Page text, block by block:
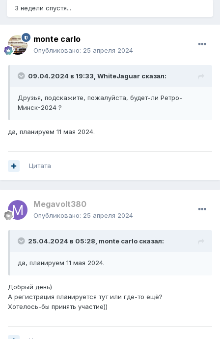
3 недели спустя...
monte carlo
Опубликовано: 25 апреля 2024
09.04.2024 в 19:33, WhiteJaguar сказал:
Друзья, подскажите, пожалуйста, будет-ли Ретро-
Минск-2024 ?
да, планируем 11 мая 2024.
Цитата
Megavolt380
Опубликовано: 25 апреля 2024
25.04.2024 в 05:28, monte carlo сказал:
да, планируем 11 мая 2024.
Добрый день)
А регистрация планируется тут или где-то ещё?
Хотелось-бы принять участие))